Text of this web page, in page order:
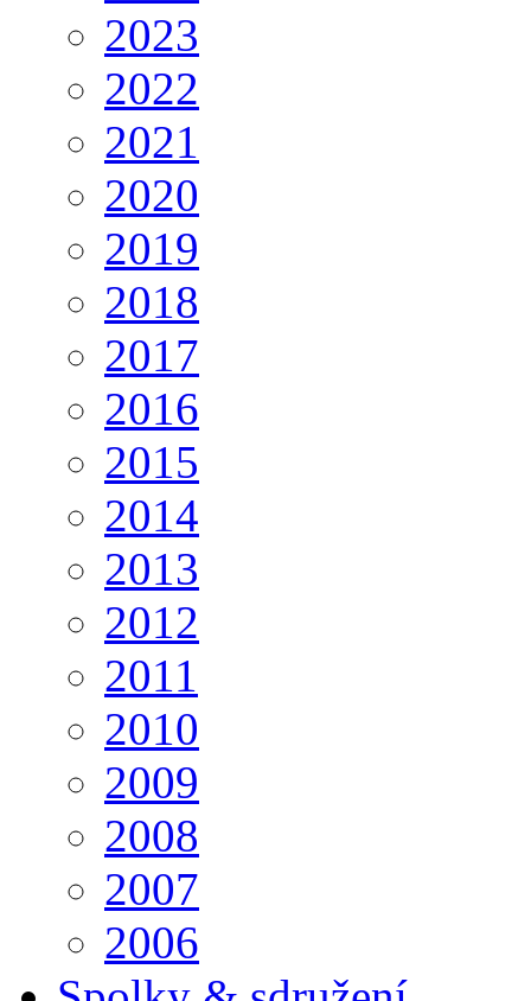
2023
2022
2021
2020
2019
2018
2017
2016
2015
2014
2013
2012
2011
2010
2009
2008
2007
2006